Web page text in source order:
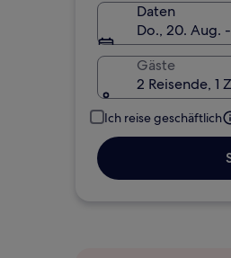
Daten
Do., 20. Aug.
Gäste
2 Reisende, 1
Ich reise geschäftlich